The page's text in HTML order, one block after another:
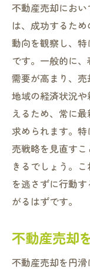
不動産売却にお
は、成功するた
動向を観察し、
です。一般的に
需要が高まり、売
地域の経済状況
えるため、常に
求められます。
売戦略を見直す
きるでしょう。
を逃さずに行動
がるはずです。
不動産売却
不動産売却を円